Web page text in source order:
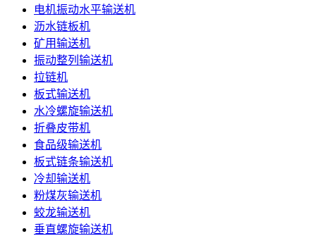
电机振动水平输送机
沥水链板机
矿用输送机
振动整列输送机
拉链机
板式输送机
水冷螺旋输送机
折叠皮带机
食品级输送机
板式链条输送机
冷却输送机
粉煤灰输送机
蛟龙输送机
垂直螺旋输送机